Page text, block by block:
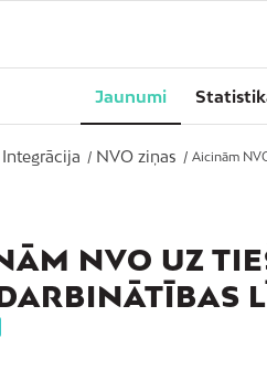
Jaunumi
Integrācija / NVO ziņas / Aicinām
NVO UZ